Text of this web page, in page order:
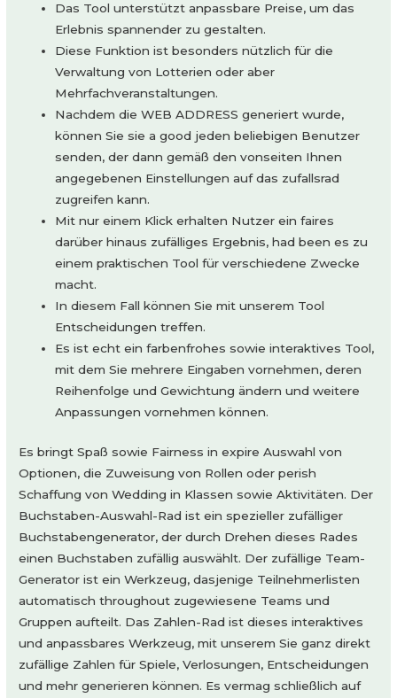
Das Tool unterstützt anpassbare Preise, um das
Erlebnis spannender zu gestalten.
Diese Funktion ist besonders nützlich für die
Verwaltung von Lotterien oder aber
Mehrfachveranstaltungen.
Nachdem die WEB ADDRESS generiert wurde,
können Sie sie a good jeden beliebigen Benutzer
senden, der dann gemäß den vonseiten Ihnen
angegebenen Einstellungen auf das zufallsrad
zugreifen kann.
Mit nur einem Klick erhalten Nutzer ein faires
darüber hinaus zufälliges Ergebnis, had been es zu
einem praktischen Tool für verschiedene Zwecke
macht.
In diesem Fall können Sie mit unserem Tool
Entscheidungen treffen.
Es ist echt ein farbenfrohes sowie interaktives Tool,
mit dem Sie mehrere Eingaben vornehmen, deren
Reihenfolge und Gewichtung ändern und weitere
Anpassungen vornehmen können.
Es bringt Spaß sowie Fairness in expire Auswahl von
Optionen, die Zuweisung von Rollen oder perish
Schaffung von Wedding in Klassen sowie Aktivitäten. Der
Buchstaben-Auswahl-Rad ist ein spezieller zufälliger
Buchstabengenerator, der durch Drehen dieses Rades
einen Buchstaben zufällig auswählt. Der zufällige Team-
Generator ist ein Werkzeug, dasjenige Teilnehmerlisten
automatisch throughout zugewiesene Teams und
Gruppen aufteilt. Das Zahlen-Rad ist dieses interaktives
und anpassbares Werkzeug, mit unserem Sie ganz direkt
zufällige Zahlen für Spiele, Verlosungen, Entscheidungen
und mehr generieren können. Es vermag schließlich auf